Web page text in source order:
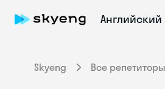
Английский
Skyeng Все репетиторы